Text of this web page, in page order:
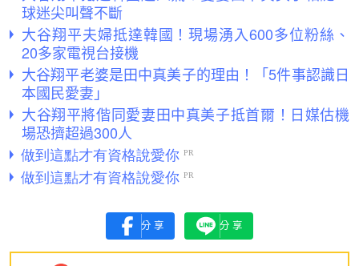
球迷尖叫聲不斷
大谷翔平夫婦抵達韓國！現場湧入600多位粉絲、
20多家電視台接機
大谷翔平老婆是田中真美子的理由！「5件事認識日
本國民愛妻」
大谷翔平將偕同愛妻田中真美子抵首爾！日媒估機
場恐擠超過300人
分享 分享